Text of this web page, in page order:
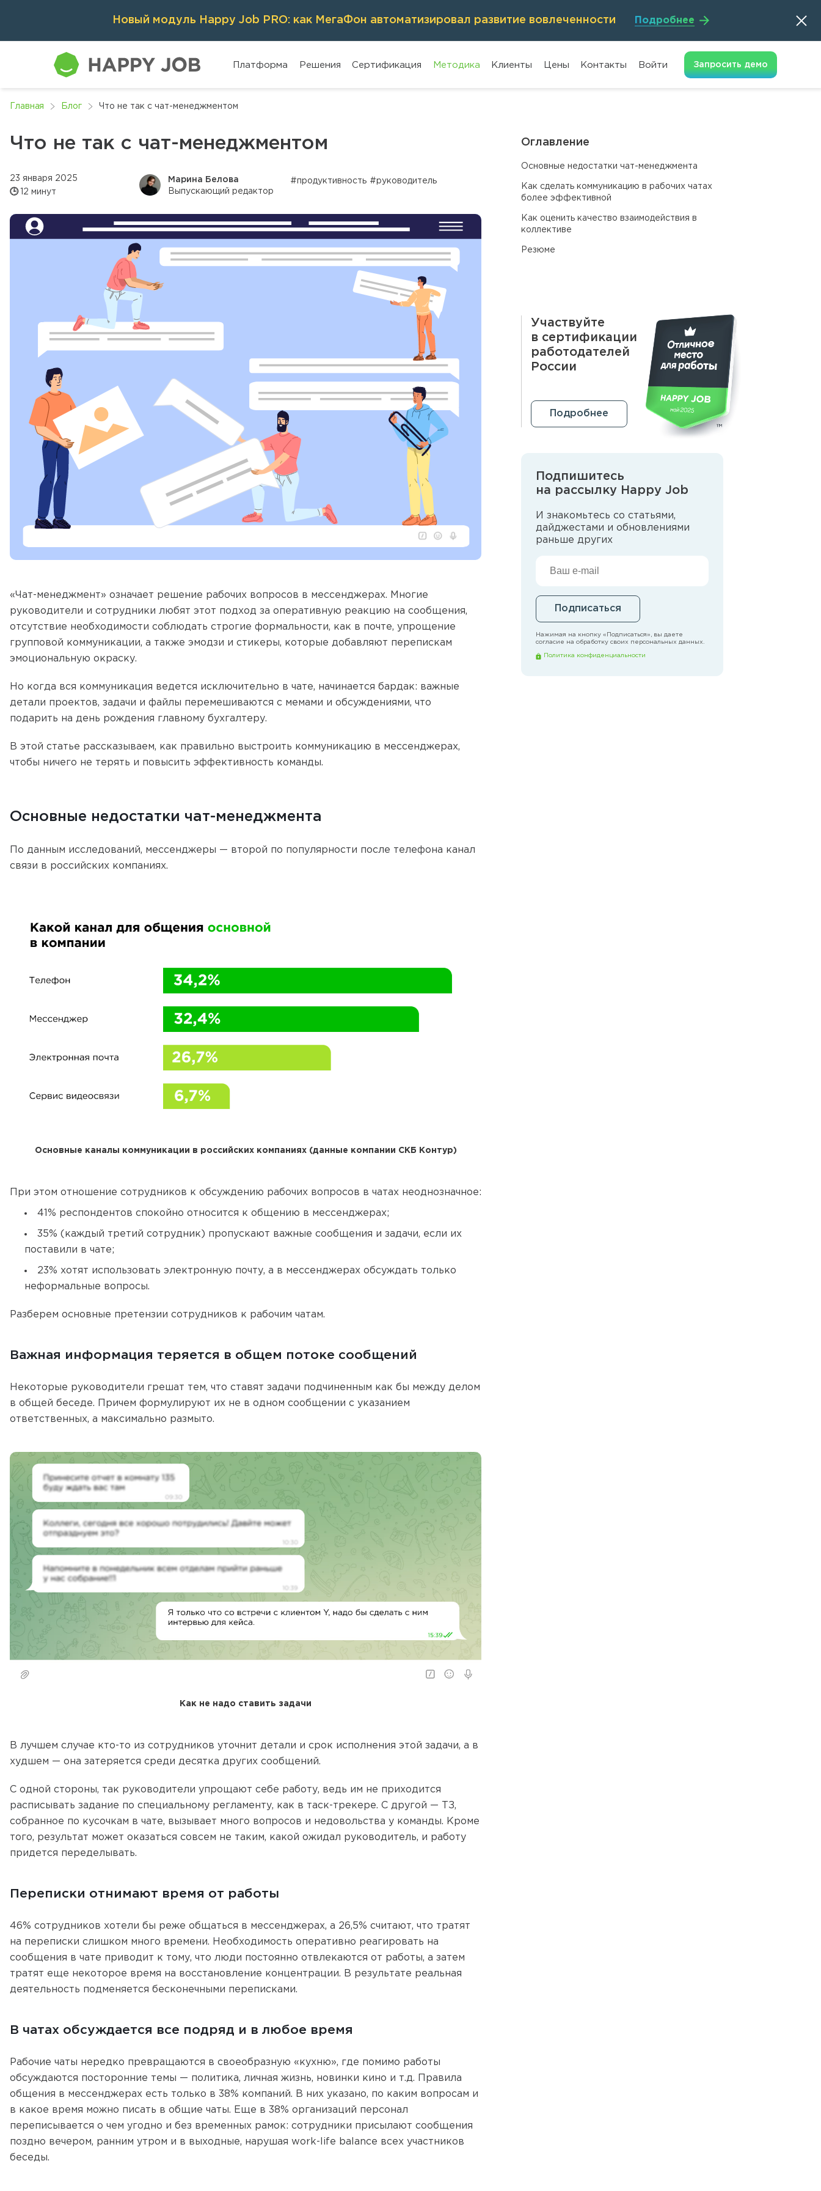
Новый модуль Happy Job PRO: как МегаФон автоматизировал развитие вовлеченности Подробнее
Платформа Решения Сертификация Методика Клиенты Цены Контакты Войти Запросить демо
Главная Блог Что не так с чат-менеджментом
Что не так с чат-менеджментом
23 января 2025
🕒
12 минут
Марина Белова
Выпускающий редактор
#продуктивность #руководитель
«Чат-менеджмент» означает решение рабочих вопросов в мессенджерах. Многие
руководители и сотрудники любят этот подход за оперативную реакцию на сообщения,
отсутствие необходимости соблюдать строгие формальности, как в почте, упрощение
групповой коммуникации, а также эмодзи и стикеры, которые добавляют перепискам
эмоциональную окраску.
Но когда вся коммуникация ведется исключительно в чате, начинается бардак: важные
детали проектов, задачи и файлы перемешиваются с мемами и обсуждениями, что
подарить на день рождения главному бухгалтеру.
В этой статье рассказываем, как правильно выстроить коммуникацию в мессенджерах,
чтобы ничего не терять и повысить эффективность команды.
Основные недостатки чат-менеджмента
По данным исследований, мессенджеры — второй по популярности после телефона канал
связи в российских компаниях.
Основные каналы коммуникации в российских компаниях (данные компании СКБ Контур)
При этом отношение сотрудников к обсуждению рабочих вопросов в чатах неоднозначное:
41% респондентов спокойно относится к общению в мессенджерах;
35% (каждый третий сотрудник) пропускают важные сообщения и задачи, если их
поставили в чате;
23% хотят использовать электронную почту, а в мессенджерах обсуждать только
неформальные вопросы.
Разберем основные претензии сотрудников к рабочим чатам.
Важная информация теряется в общем потоке сообщений
Некоторые руководители грешат тем, что ставят задачи подчиненным как бы между делом
в общей беседе. Причем формулируют их не в одном сообщении с указанием
ответственных, а максимально размыто.
Как не надо ставить задачи
В лучшем случае кто-то из сотрудников уточнит детали и срок исполнения этой задачи, а в
худшем — она затеряется среди десятка других сообщений.
С одной стороны, так руководители упрощают себе работу, ведь им не приходится
расписывать задание по специальному регламенту, как в таск-трекере. С другой — ТЗ,
собранное по кусочкам в чате, вызывает много вопросов и недовольства у команды. Кроме
того, результат может оказаться совсем не таким, какой ожидал руководитель, и работу
придется переделывать.
Переписки отнимают время от работы
46% сотрудников хотели бы реже общаться в мессенджерах, а 26,5% считают, что тратят
на переписки слишком много времени. Необходимость оперативно реагировать на
сообщения в чате приводит к тому, что люди постоянно отвлекаются от работы, а затем
тратят еще некоторое время на восстановление концентрации. В результате реальная
деятельность подменяется бесконечными переписками.
В чатах обсуждается все подряд и в любое время
Рабочие чаты нередко превращаются в своеобразную «кухню», где помимо работы
обсуждаются посторонние темы — политика, личная жизнь, новинки кино и т.д. Правила
общения в мессенджерах есть только в 38% компаний. В них указано, по каким вопросам и
в какое время можно писать в общие чаты. Еще в 38% организаций персонал
переписывается о чем угодно и без временных рамок: сотрудники присылают сообщения
поздно вечером, ранним утром и в выходные, нарушая work-life balance всех участников
беседы.
Оглавление
Основные недостатки чат-менеджмента
Как сделать коммуникацию в рабочих чатах
более эффективной
Как оценить качество взаимодействия в
коллективе
Резюме
Участвуйте
в сертификации
работодателей
России
Подробнее
Подпишитесь
на рассылку Happy Job
И знакомьтесь со статьями,
дайджестами и обновлениями
раньше других
Подписаться
Нажимая на кнопку «Подписаться», вы даете
согласие на обработку своих персональных данных.
Политика конфиденциальности